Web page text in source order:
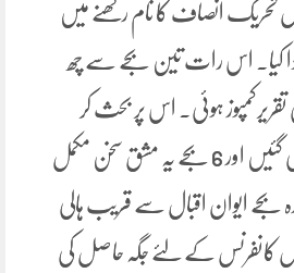
تحریک انصاف کا نام رکھنے میں
کیا۔ اس رات تین بجے سے چھ
ہوئی۔ اس پر بحث کر
کے بار بار تبدیلیاں کروائی گئیں اور 6 بجے یہ مشق سخن مکمل
بجے ایوان اقبال سے قریب ہالی
کانفرنس کے لئے جگہ حاصل کی